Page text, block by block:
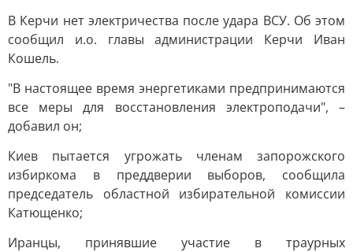
В Керчи нет электричества после удара ВСУ. Об этом
сообщил и.о. главы администрации Керчи Иван
Кошель.
"В настоящее время энергетиками предпринимаются
все меры для восстановления электроподачи", –
добавил он;
Киев пытается угрожать членам запорожского
избиркома в преддверии выборов, сообщила
председатель областной избирательной комиссии
Катющенко;
Иранцы, принявшие участие в траурных